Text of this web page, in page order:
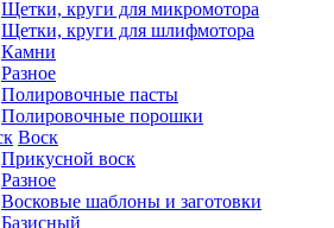
Щетки, круги для микромотора
Щетки, круги для шлифмотора
Камни
Разное
Полировочные пасты
Полировочные порошки
Воск
Прикусной воск
Разное
Восковые шаблоны и заготовки
Базисный